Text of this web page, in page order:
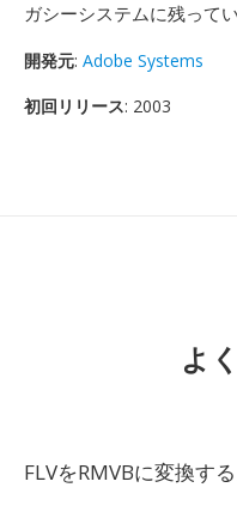
ガシーシステムに残ってい
開発元: Adobe Systems
初回リリース: 2003
よ
FLVをRMVBに変換す